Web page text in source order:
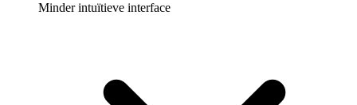
Minder intuïtieve interface